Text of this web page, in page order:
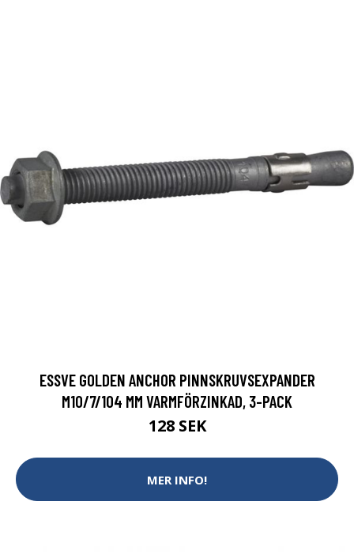
ESSVE GOLDEN ANCHOR PINNSKRUVSEXPANDER
M10/7/104 MM VARMFÖRZINKAD, 3-PACK
128 SEK
MER INFO!